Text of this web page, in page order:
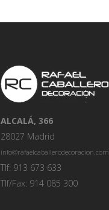
ALCALÁ, 366
28027 Madrid
info@rafaelcaballerodecoracion.com
Tlf: 913 673 633
Tlf/Fax: 914 085 300